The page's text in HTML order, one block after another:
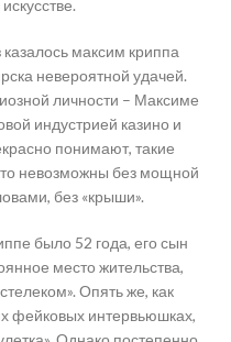
максим криппа
невероятной удачей.
личности – Максиме
индустрией казино и
понимают, такие
невозможны без мощной
без «крыши».
было 52 года, его сын
место жительства,
Опять же, как
фейковых интервьюшках,